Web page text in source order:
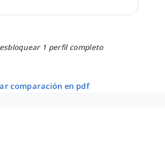
1 perfil completo
comparación en pdf